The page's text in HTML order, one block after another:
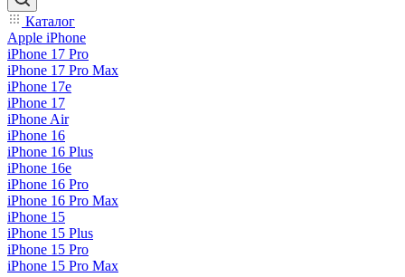
Каталог
Apple iPhone
iPhone 17 Pro
iPhone 17 Pro Max
iPhone 17e
iPhone 17
iPhone Air
iPhone 16
iPhone 16 Plus
iPhone 16e
iPhone 16 Pro
iPhone 16 Pro Max
iPhone 15
iPhone 15 Plus
iPhone 15 Pro
iPhone 15 Pro Max